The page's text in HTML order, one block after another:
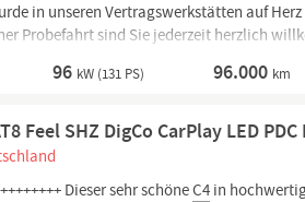
96 kW (131 PS) 96.000 km
in unseren Vertragswerkstätten auf
Probefahrt sind Sie jederzeit herzlich
Feel SHZ DigCo CarPlay LED
Dieser sehr schöneC4 in